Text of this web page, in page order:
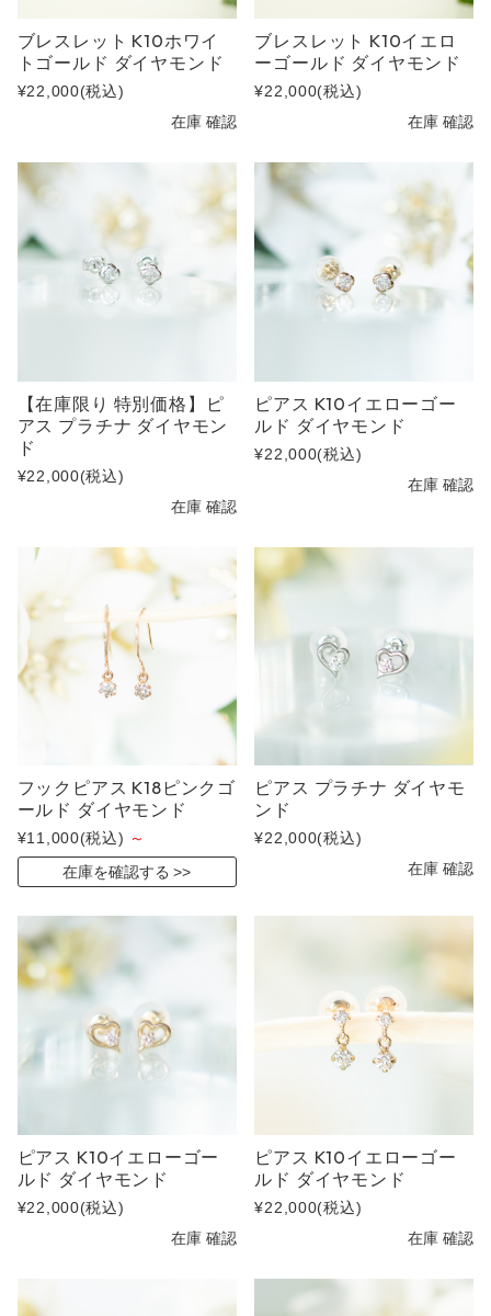
ブレスレット K10ホワイ
トゴールド ダイヤモンド
¥22,000(税込)
在庫 確認
ブレスレット K10イエロ
ーゴールド ダイヤモンド
¥22,000(税込)
在庫 確認
【在庫限り 特別価格】ピ
アス プラチナ ダイヤモン
ド
¥22,000(税込)
在庫 確認
ピアス K10イエローゴー
ルド ダイヤモンド
¥22,000(税込)
在庫 確認
フックピアス K18ピンクゴ
ールド ダイヤモンド
¥11,000(税込) ～
在庫を確認する
ピアス プラチナ ダイヤモ
ンド
¥22,000(税込)
在庫 確認
ピアス K10イエローゴー
ルド ダイヤモンド
¥22,000(税込)
在庫 確認
ピアス K10イエローゴー
ルド ダイヤモンド
¥22,000(税込)
在庫 確認